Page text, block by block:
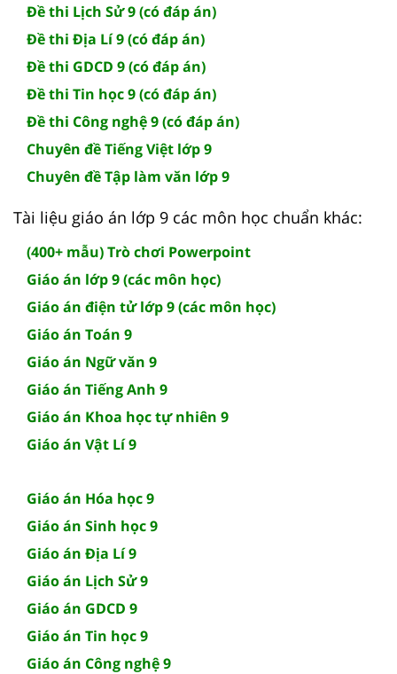
Đề thi Lịch Sử 9 (có đáp án)
Đề thi Địa Lí 9 (có đáp án)
Đề thi GDCD 9 (có đáp án)
Đề thi Tin học 9 (có đáp án)
Đề thi Công nghệ 9 (có đáp án)
Chuyên đề Tiếng Việt lớp 9
Chuyên đề Tập làm văn lớp 9
Tài liệu giáo án lớp 9 các môn học chuẩn khác:
(400+ mẫu) Trò chơi Powerpoint
Giáo án lớp 9 (các môn học)
Giáo án điện tử lớp 9 (các môn học)
Giáo án Toán 9
Giáo án Ngữ văn 9
Giáo án Tiếng Anh 9
Giáo án Khoa học tự nhiên 9
Giáo án Vật Lí 9
Giáo án Hóa học 9
Giáo án Sinh học 9
Giáo án Địa Lí 9
Giáo án Lịch Sử 9
Giáo án GDCD 9
Giáo án Tin học 9
Giáo án Công nghệ 9